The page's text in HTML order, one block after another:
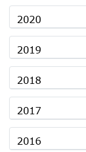
2020
2019
2018
2017
2016